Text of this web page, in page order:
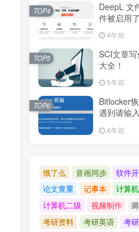
W
DeepL 文
件被启用
编辑解决办
4年前
TOP4
SCI文章
大全！
5年前
TOP5
Bitlocker
遇到请输
4年前
TOP6
饿了么 音画同步 软件
论文查重
记事本
计算
计算机二级
视频制作
考研资料
考研英语
考